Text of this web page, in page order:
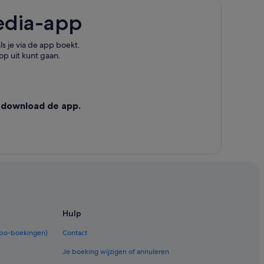
app
je via de app boekt.
uit kunt gaan.
de app.
boekingen)
Hulp
Contact
Je boeking wijzigen of annuleren